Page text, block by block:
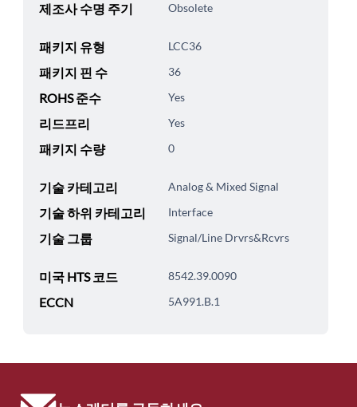
제조사 수명 주기 Obsolete
패키지 유형 LCC36
패키지 핀 수 36
ROHS 준수 Yes
리드프리 Yes
패키지 수량 0
기술 카테고리 Analog & Mixed Signal
기술 하위 카테고리 Interface
기술 그룹 Signal/Line Drvrs&Rcvrs
미국 HTS 코드 8542.39.0090
ECCN 5A991.B.1